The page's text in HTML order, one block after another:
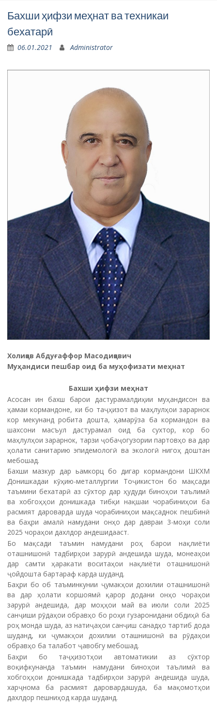
Бахши ҳифзи меҳнат ва техникаи
бехатарӣ
06.01.2021 Administrator
Холиқов Абдуғаффор Масодиқович
Муҳандиси пешбар оид ба муҳофизати меҳнат
Бахши ҳифзи меҳнат
Асосан ин бахш барои дастурамалдиҳии муҳандисон ва
ҳамаи кормандоне, ки бо таҷҳизот ва маҳлулҳои зарарнок
кор мекунанд робита дошта, ҳамарӯза ба кормандон ва
шахсони масъул дастурамал оид ба сухтор, кор бо
маҳлулҳои зарарнок, тарзи ҷобаҷогузории партовҳо ва дар
ҳолати санитарию эпидемологӣ ва экологӣ нигоҳ доштан
мебошад.
Бахши мазкур дар ьамкорц бо дигар кормандони ШКХМ
Донишкадаи кӯҳию-металлургии Тоҷикистон бо мақсади
таъмини бехатарӣ аз сӯхтор дар ҳудуди биноҳои таълимӣ
ва хобгоҳҳои донишкада тибқи нақшаи чорабиниҳои ба
расмият дароварда шуда чорабиниҳои мақсаднок пешбинӣ
ва баҳри амалӣ намудани онҳо дар давраи 3-моҳи соли
2025 чораҳои дахлдор андешидааст.
Бо мақсади таъмин намудани роҳ барои нақлиёти
оташнишонӣ тадбирҳои зарурӣ андешида шуда, монеаҳои
дар самти ҳаракати воситаҳои нақлиёти оташнишонӣ
ҷойдошта бартараф карда шуданд.
Баҳри бо об таъминкунии ҷумакҳои дохилии оташнишонӣ
ва дар ҳолати коршоямӣ қарор додани онҳо чораҳои
зарурӣ андешида, дар моҳҳои май ва июли соли 2025
санҷиши рӯдаҳои обравҳо бо роҳи гузаронидани обдиҳӣ ба
роҳ монда шуда, аз натиҷаҳои санҷиш санадҳо тартиб дода
шуданд, ки ҷумакҳои дохилии оташнишонӣ ва рӯдаҳои
обравҳо ба талабот ҷавобгу мебошад.
Баҳри бо таҷҳизотҳои автоматикии аз сӯхтор
воқифкунанда таъмин намудани биноҳои таълимӣ ва
хобгоҳҳои донишкада тадбирҳои зарурӣ андешида шуда,
харҷнома ба расмият даровардашуда, ба мақомотҳои
дахлдор пешниҳод карда шуданд.